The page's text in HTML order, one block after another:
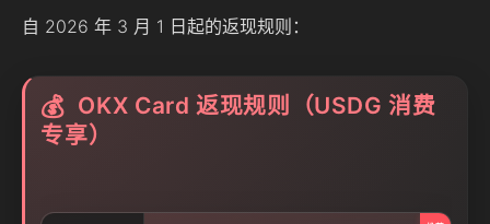
自 2026 年 3 月 1 日起的返现规则：
💰 OKX Card 返现规则（USDG 消费
专享）